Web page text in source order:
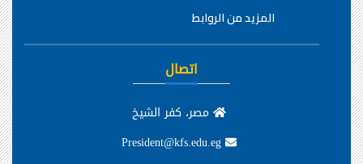
المزيد من الروابط
اتصال
مصر، كفر الشيخ